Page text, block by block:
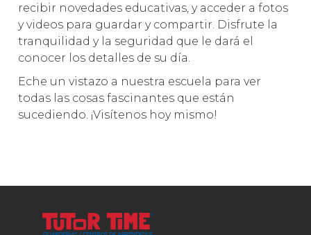
recibir novedades educativas, y acceder a fotos
y videos para guardar y compartir. Disfrute la
tranquilidad y la seguridad que le dará el
conocer los detalles de su día.
Eche un vistazo a nuestra escuela para ver
todas las cosas fascinantes que están
sucediendo. ¡Visítenos hoy mismo!